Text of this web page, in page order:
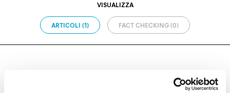
VISUALIZZA
ARTICOLI (1) FACT CHECKING (0)